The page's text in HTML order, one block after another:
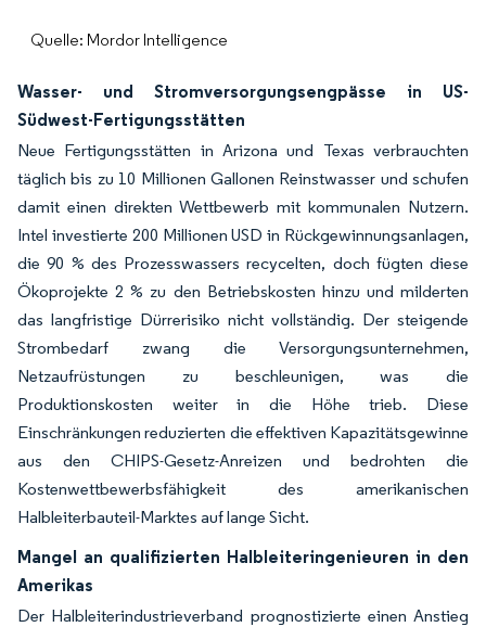
Quelle: Mordor Intelligence
Wasser- und Stromversorgungsengpässe in US-
Südwest-Fertigungsstätten
Neue Fertigungsstätten in Arizona und Texas verbrauchten
täglich bis zu 10 Millionen Gallonen Reinstwasser und schufen
damit einen direkten Wettbewerb mit kommunalen Nutzern.
Intel investierte 200 Millionen USD in Rückgewinnungsanlagen,
die 90 % des Prozesswassers recycelten, doch fügten diese
Ökoprojekte 2 % zu den Betriebskosten hinzu und milderten
das langfristige Dürrerisiko nicht vollständig. Der steigende
Strombedarf zwang die Versorgungsunternehmen,
Netzaufrüstungen zu beschleunigen, was die
Produktionskosten weiter in die Höhe trieb. Diese
Einschränkungen reduzierten die effektiven Kapazitätsgewinne
aus den CHIPS-Gesetz-Anreizen und bedrohten die
Kostenwettbewerbsfähigkeit des amerikanischen
Halbleiterbauteil-Marktes auf lange Sicht.
Mangel an qualifizierten Halbleiteringenieuren in den
Amerikas
Der Halbleiterindustrieverband prognostizierte einen Anstieg